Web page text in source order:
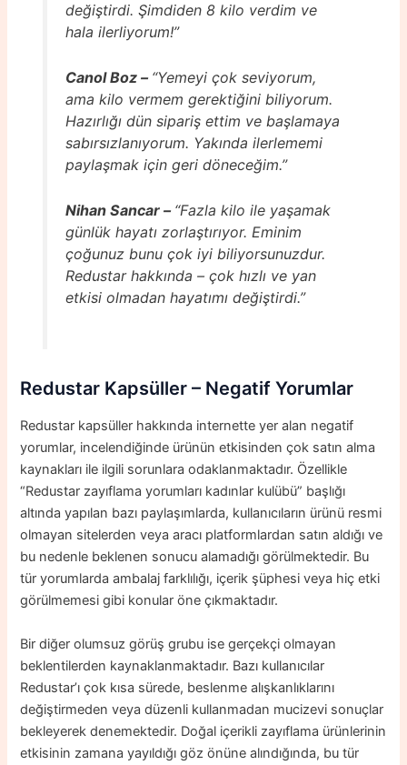
değiştirdi. Şimdiden 8 kilo verdim ve
hala ilerliyorum!”
Canol Boz – “Yemeyi çok seviyorum,
ama kilo vermem gerektiğini biliyorum.
Hazırlığı dün sipariş ettim ve başlamaya
sabırsızlanıyorum. Yakında ilerlememi
paylaşmak için geri döneceğim.”
Nihan Sancar – “Fazla kilo ile yaşamak
günlük hayatı zorlaştırıyor. Eminim
çoğunuz bunu çok iyi biliyorsunuzdur.
Redustar hakkında – çok hızlı ve yan
etkisi olmadan hayatımı değiştirdi.”
Redustar Kapsüller – Negatif Yorumlar
Redustar kapsüller hakkında internette yer alan negatif
yorumlar, incelendiğinde ürünün etkisinden çok satın alma
kaynakları ile ilgili sorunlara odaklanmaktadır. Özellikle
“Redustar zayıflama yorumları kadınlar kulübü” başlığı
altında yapılan bazı paylaşımlarda, kullanıcıların ürünü resmi
olmayan sitelerden veya aracı platformlardan satın aldığı ve
bu nedenle beklenen sonucu alamadığı görülmektedir. Bu
tür yorumlarda ambalaj farklılığı, içerik şüphesi veya hiç etki
görülmemesi gibi konular öne çıkmaktadır.
Bir diğer olumsuz görüş grubu ise gerçekçi olmayan
beklentilerden kaynaklanmaktadır. Bazı kullanıcılar
Redustar’ı çok kısa sürede, beslenme alışkanlıklarını
değiştirmeden veya düzenli kullanmadan mucizevi sonuçlar
bekleyerek denemektedir. Doğal içerikli zayıflama ürünlerinin
etkisinin zamana yayıldığı göz önüne alındığında, bu tür